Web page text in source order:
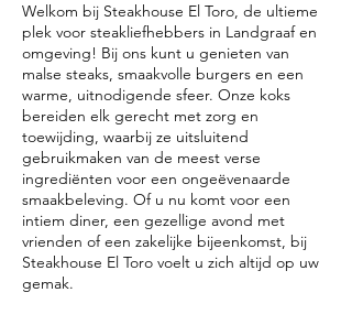
Welkom bij Steakhouse El Toro, de ultieme
plek voor steakliefhebbers in Landgraaf en
omgeving! Bij ons kunt u genieten van
malse steaks, smaakvolle burgers en een
warme, uitnodigende sfeer. Onze koks
bereiden elk gerecht met zorg en
toewijding, waarbij ze uitsluitend
gebruikmaken van de meest verse
ingrediënten voor een ongeëvenaarde
smaakbeleving. Of u nu komt voor een
intiem diner, een gezellige avond met
vrienden of een zakelijke bijeenkomst, bij
Steakhouse El Toro voelt u zich altijd op uw
gemak.